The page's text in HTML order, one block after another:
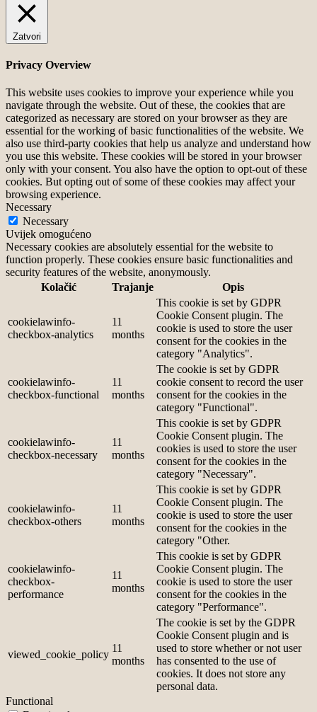
Zatvori
Privacy Overview
This website uses cookies to improve your experience while you
navigate through the website. Out of these, the cookies that are
categorized as necessary are stored on your browser as they are
essential for the working of basic functionalities of the website. We
also use third-party cookies that help us analyze and understand how
you use this website. These cookies will be stored in your browser
only with your consent. You also have the option to opt-out of these
cookies. But opting out of some of these cookies may affect your
browsing experience.
Necessary
Necessary
Uvijek omogućeno
Necessary cookies are absolutely essential for the website to
function properly. These cookies ensure basic functionalities and
security features of the website, anonymously.
Kolačić
Trajanje Opis
cookielawinfo-
checkbox-analytics
11
months
This cookie is set by GDPR
Cookie Consent plugin. The
cookie is used to store the user
consent for the cookies in the
category "Analytics".
cookielawinfo-
checkbox-functional
11
months
The cookie is set by GDPR
cookie consent to record the user
consent for the cookies in the
category "Functional".
cookielawinfo-
checkbox-necessary
11
months
This cookie is set by GDPR
Cookie Consent plugin. The
cookies is used to store the user
consent for the cookies in the
category "Necessary".
cookielawinfo-
checkbox-others
11
months
This cookie is set by GDPR
Cookie Consent plugin. The
cookie is used to store the user
consent for the cookies in the
category "Other.
cookielawinfo-
checkbox-
performance
11
months
This cookie is set by GDPR
Cookie Consent plugin. The
cookie is used to store the user
consent for the cookies in the
category "Performance".
viewed_cookie_policy
11
months
The cookie is set by the GDPR
Cookie Consent plugin and is
used to store whether or not user
has consented to the use of
cookies. It does not store any
personal data.
Functional